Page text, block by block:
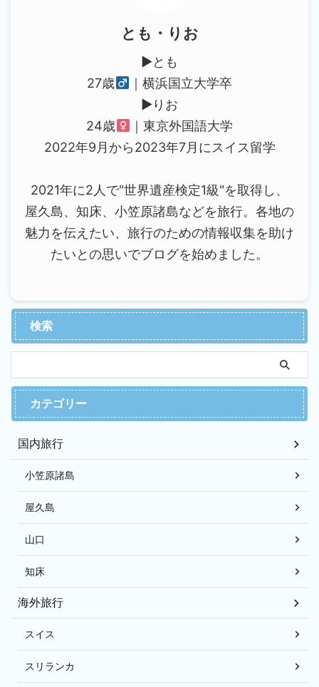
とも・りお
▶︎とも
27歳
｜横浜国立大学卒
▶︎りお
24歳
｜東京外国語大学
2022年9月から2023年7月にスイス留学
2021年に2人で"世界遺産検定1級"を取得し、
屋久島、知床、小笠原諸島などを旅行。各地の
魅力を伝えたい、旅行のための情報収集を助け
たいとの思いでブログを始めました。
検索
カテゴリー
国内旅行
小笠原諸島
屋久島
山口
知床
海外旅行
スイス
スリランカ